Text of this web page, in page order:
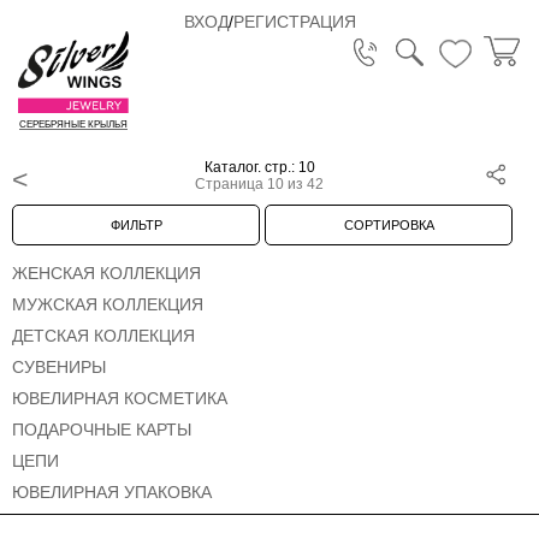
ВХОД/РЕГИСТРАЦИЯ
СЕРЕБРЯНЫЕ КРЫЛЬЯ
Каталог. стр.: 10
Страница 10 из 42
ФИЛЬТР СОРТИРОВКА
ЖЕНСКАЯ КОЛЛЕКЦИЯ
МУЖСКАЯ КОЛЛЕКЦИЯ
ДЕТСКАЯ КОЛЛЕКЦИЯ
СУВЕНИРЫ
ЮВЕЛИРНАЯ КОСМЕТИКА
ПОДАРОЧНЫЕ КАРТЫ
ЦЕПИ
ЮВЕЛИРНАЯ УПАКОВКА